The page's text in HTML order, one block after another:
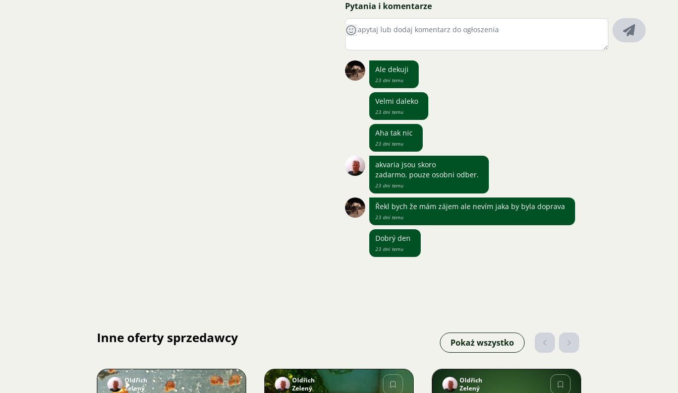
Pytania i komentarze
Ale dekuji
23 dni temu
Velmi daleko
23 dni temu
Aha tak nic
23 dni temu
akvaria jsou skoro
zadarmo. pouze osobni odber.
23 dni temu
Řekl bych že mám zájem ale nevím jaka by byla doprava
23 dni temu
Dobrý den
23 dni temu
Inne oferty sprzedawcy Pokaż wszystko
Oldřich
Zelený
Oldřich
Zelený
Oldřich
Zelený